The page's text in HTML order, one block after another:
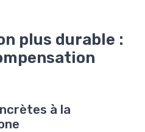
plus durable :
à la